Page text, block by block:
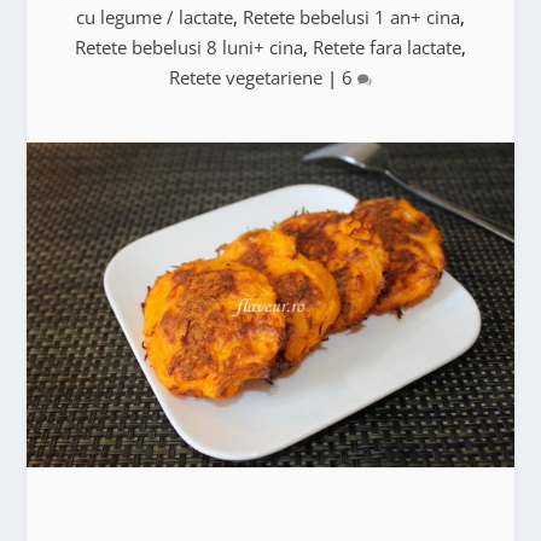
cu legume / lactate, Retete bebelusi 1 an+ cina,
Retete bebelusi 8 luni+ cina, Retete fara lactate,
Retete vegetariene | 6